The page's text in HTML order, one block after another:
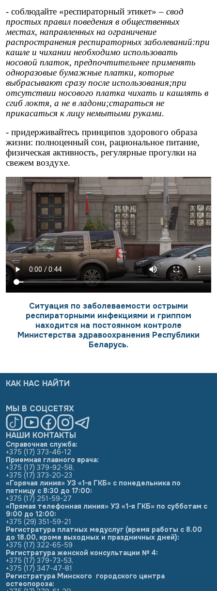
- соблюдайте «респираторный этикет» – свод
простых правил поведения в общественных
местах, направленных на ограничение
распространения респираторных заболеваний:при
кашле и чихании необходимо использовать
носовой платок, предпочтительнее применять
одноразовые бумажные платки, которые
выбрасывают сразу после использования;при
отсутствии носового платка чихать и кашлять в
сгиб локтя, а не в ладони;стараться не
прикасаться к лицу немытыми руками.
- придерживайтесь принципов здорового образа
жизни: полноценный сон, рациональное питание,
физическая активность, регулярные прогулки на
свежем воздухе.
Ситуация по заболеваемости острыми
респираторными инфекциями и гриппом
находится на постоянном контроле
Министерства здравоохранения Республики
Беларусь.
НАШИ КОНТАКТЫ
Справочная служба:
+375 (17) 373-46-12
Приемная главного врача:
+375 (17) 379-92-58,
+375 (17) 373-20-23
«Горячая линия» УЗ «1-я ГКБ» с понедельника по
пятницу с 8:30 до 17:00:
+375 (17) 251-59-27
«Прямая телефонная линия» УЗ «1-я ГКБ» по субботам с
9:00 до 12:00:
+375 (29) 351-59-21
Регистратура платных медуслуг (время работы с 8.00
до 18.00, кроме выходных и праздничных дней):
+375 (17) 322-65-59
Регистратура женской консультации № 4:
+375 (17) 379-73-53,
+375 (17) 347-47-81
Регистратура Минского городского центра
остеопороза:
КАК НАС НАЙТИ
МЫ В СОЦСЕТЯХ